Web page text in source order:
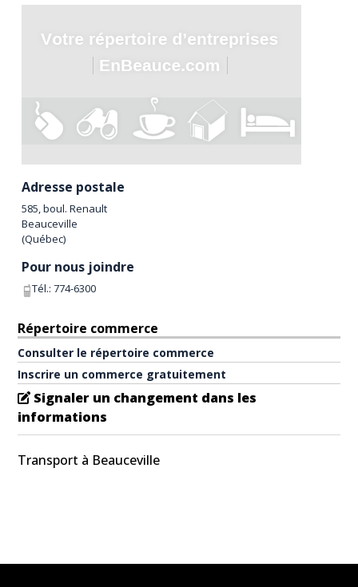
Adresse postale
585, boul. Renault
Beauceville
(Québec)
Pour nous joindre
Tél.:774-6300
Répertoire commerce
Consulter le répertoire commerce
Inscrire un commerce gratuitement
Signaler un changement dans les
informations
Transport à Beauceville